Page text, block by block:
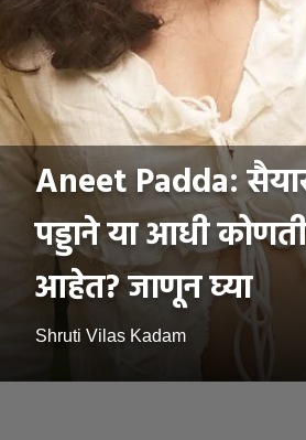
Aneet Padda:
पड्डाने या आधी
आहेत? जाणून घ्या
Shruti Vilas Kadam